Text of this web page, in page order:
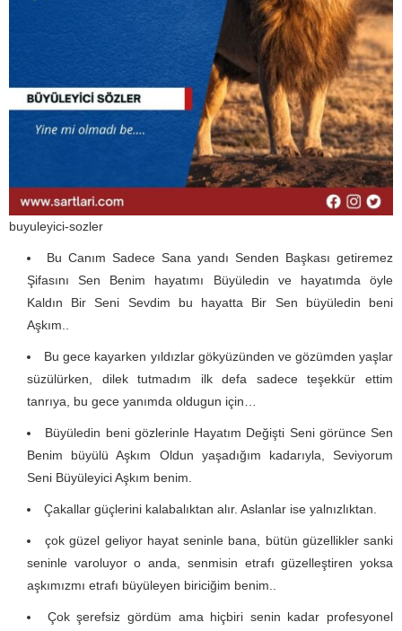
buyuleyici-sozler
Bu Canım Sadece Sana yandı Senden Başkası getiremez
Şifasını Sen Benim hayatımı Büyüledin ve hayatımda öyle
Kaldın Bir Seni Sevdim bu hayatta Bir Sen büyüledin beni
Aşkım..
Bu gece kayarken yıldızlar gökyüzünden ve gözümden yaşlar
süzülürken, dilek tutmadım ilk defa sadece teşekkür ettim
tanrıya, bu gece yanımda oldugun için…
Büyüledin beni gözlerinle Hayatım Değişti Seni görünce Sen
Benim büyülü Aşkım Oldun yaşadığım kadarıyla, Seviyorum
Seni Büyüleyici Aşkım benim.
Çakallar güçlerini kalabalıktan alır. Aslanlar ise yalnızlıktan.
çok güzel geliyor hayat seninle bana, bütün güzellikler sanki
seninle varoluyor o anda, senmisin etrafı güzelleştiren yoksa
aşkımızmı etrafı büyüleyen biriciğim benim..
Çok şerefsiz gördüm ama hiçbiri senin kadar profesyonel